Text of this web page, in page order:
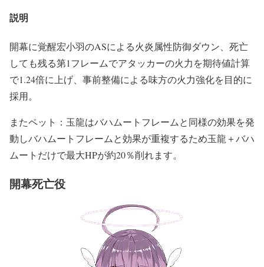
説明
開幕に覚醒宏小羽のASによる火炎属性防御ダウン、死亡
しても残る第1フレームでアタッカーの火力を期待値計算
で1.24倍に上げ、事前整備による味方の火力強化を目的に
採用。
またペット：玉龍はバハムートフレームと同様の効果を発
動しバハムートフレームと効果が重複するため玉龍＋バハ
ムートだけで最大HPが約20％削れます。
開幕死亡役